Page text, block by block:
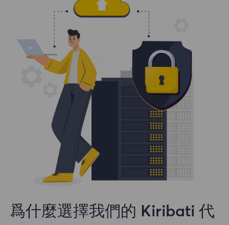
爲什麼選擇我們的 Kiribati 代